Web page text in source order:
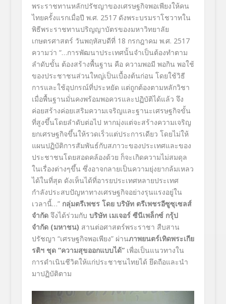
พระราชทานหลักปรัชญาของเศรษฐกิจพอเพียงให้คน
ไทยครั้งแรกเมื่อปี พ.ศ. 2517 ดังพระบรมราโชวาทใน
พิธีพระราชทานปริญญาบัตรของมหาวิทยาลัย
เกษตรศาสตร์ วันพฤหัสบดีที่ 18 กรกฎาคม พ.ศ. 2517
ความว่า “…การพัฒนาประเทศนั้นจำเป็นต้องทำตาม
ลำดับขั้น ต้องสร้างพื้นฐาน คือ ความพอมี พอกิน พอใช้
ของประชาชนส่วนใหญ่เป็นเบื้องต้นก่อน โดยใช้วิธี
การและใช้อุปกรณ์ที่ประหยัด แต่ถูกต้องตามหลักวิชา
เมื่อพื้นฐานมั่นคงพร้อมพอควรและปฏิบัติได้แล้ว จึง
ค่อยสร้างค่อยเสริมความเจริญและฐานะเศรษฐกิจขั้น
ที่สูงขึ้นโดยลำดับต่อไป หากมุ่งแต่จะสร้างความเจริญ
ยกเศรษฐกิจขึ้นให้รวดเร็วแต่ประการเดียว โดยไม่ให้
แผนปฏิบัติการสัมพันธ์กับสภาวะของประเทศและของ
ประชาชนโดยสอดคล้องด้วย ก็จะเกิดความไม่สมดุล
ในเรื่องต่างๆขึ้น ซึ่งอาจกลายเป็นความยุ่งยากล้มเหลว
ได้ในที่สุด ดังเห็นได้ที่อารยประเทศหลายประเทศ
กำลังประสบปัญหาทางเศรษฐกิจอย่างรุนแรงอยู่ใน
เวลานี้…” กลุ่มตรีเพชร โดย บริษัท ตรีเพชรอีซูซุเซลส์
จำกัดจึงได้ร่วมกับ บริษัท เมเจอร์ ซีนีเพล็กซ์กรุ้ป
จำกัด (มหาชน) สานต่อศาสตร์พระราชา สืบสาน
ปรัชญา “เศรษฐกิจพอเพียง” ผ่านภาพยนตร์เทิดพระเกีย
รติฯ ชุด “ความสุขออกแบบได้”เพื่อเป็นแนวทางใน
การดำเนินชีวิตให้แก่ประชาชนไทยได้ ยึดถือและนำ
มาปฏิบัติตาม